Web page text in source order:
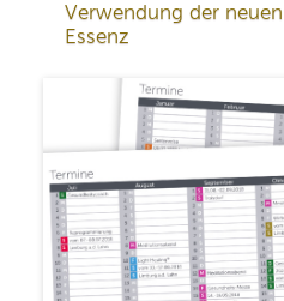
Verwendung der
Essenz